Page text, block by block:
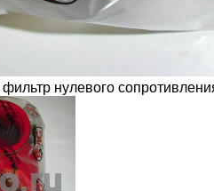
нулевого